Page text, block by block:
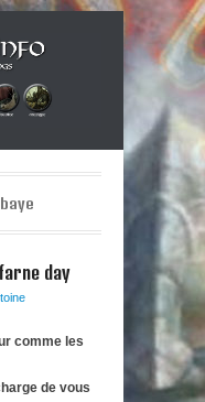
des
le tout dans un style
une âme de redresseur de
électrique, ce blog est fait
day
comme les
de vous